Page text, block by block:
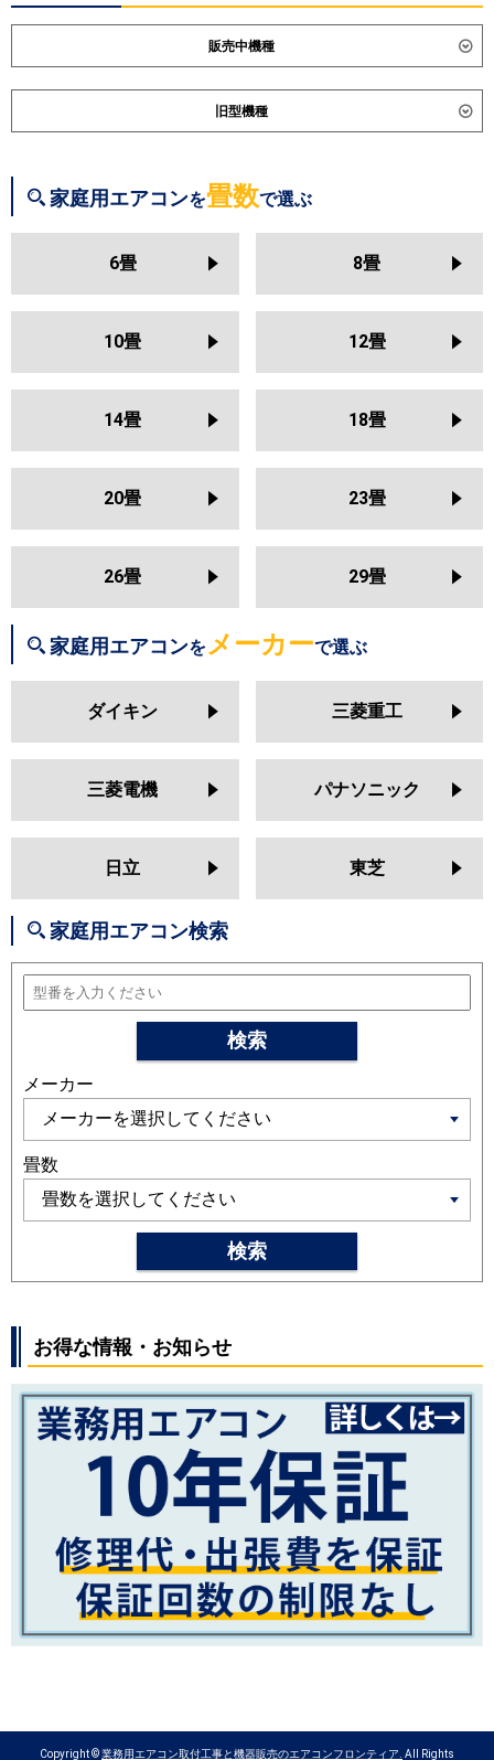
販売中機種
ダイキン S256ATES S256ATCS
S256ATSS-K
東芝 RAS-2515T RAS-U251X
U251DR
三菱電機 MSZ-KXV2526 MSZ-NXV2526
MSZ-HXV2526
MSZ-GV2526
MSZ-JXV2526 MSZ-ZXV2526
RAS-MJ2526S RAS-VJ2526S
RAS-ZJ2526S
RAS-XJ2526S
RAS-VJ2525S RAS-ZJ2525S
SRK2526SK2
SRK2526TWF
SRK2526T SRK2526R SRK2526S
パナソニック CS-255DJ CS-255DGX CS-
255DEX
CS-255DHX CS-254DLX
旧型機種
S255ATRS
S254ATCS S254ATMS
S254ATAS S254ATRS S253ATES
S253ATCS
S253ATFS
S253ATMS S253ATRS S25ZTES
S25ZTCXS
S25ZTFXS
S25ZTVXS S25ZTMXS
S25ZTRXS
東芝 RAS-2514T RAS-N251X RAS-
N251DX
RAS-N251DZ RAS-
K251X
RAS-2513T RAS-K251DZ
RAS-K251DX
RAS-K251DRH
MSZ-AXV2525
MSZ-BXV2525
MSZ-JXV2525 MSZ-ZXV2525
MSZ-BXV2524
MSZ-JXV2524
MSZ-ZXV2524 MSZ-GV2523
MSZ-AXV2523
MSZ-JXV2523
MSZ-ZXV2523
MSZ-BXV2522
MSZ-ZXV2522
日立 RAS-XJ2525S RAS-AJ25R RAS-
MJ25R RAS-V25R
RAS-XJ25R RAS-AJ25N
RAS-XJ25N
AJ25M RAS-V25M RAS-ZJ25M
三菱重工 SRK2525SK2
SRK2525T SRK2525R
SRK2524T
SRK2524S SRK2523T SRK2523R
SRK2522R
パナソニック CS-254DFL CS-254DJ CS-
254DGX
CS-254DEX
CS-254DHX
CS-252DJ
CS-252DFL CS-
252DGX
CS-252DEX CS-251DAX
CS-252DX CS-252DLX
家庭用エアコンを畳数で選ぶ
6畳 8畳
10畳 12畳
14畳 18畳
20畳 23畳
26畳 29畳
家庭用エアコンをメーカーで選ぶ
ダイキン 三菱重工
三菱電機 パナソニック
日立 東芝
家庭用エアコン検索
検索
メーカー
畳数
検索
お得な情報・お知らせ
Copyright ©業務用エアコン取付工事と機器販売のエアコンフロンティア. All Rights